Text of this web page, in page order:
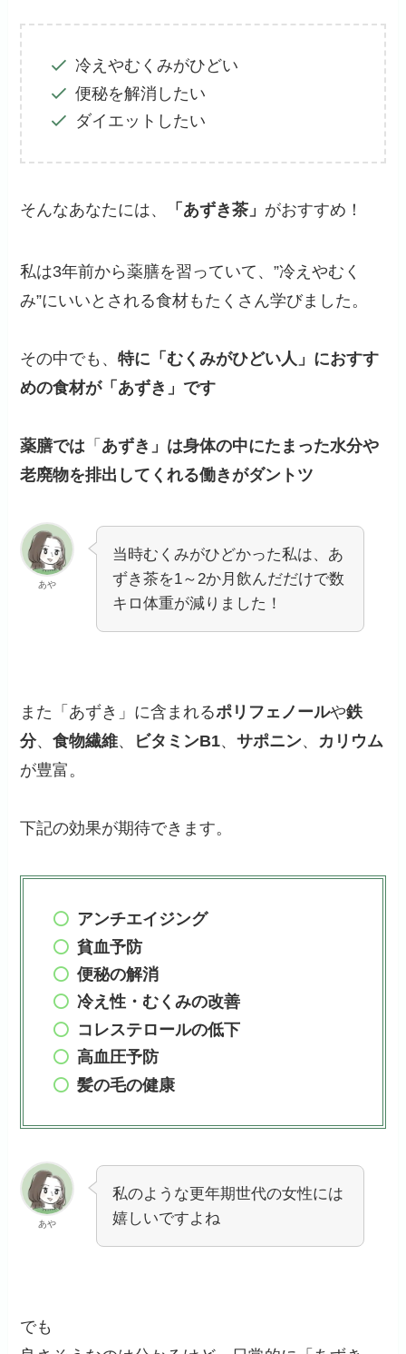
冷えやむくみがひどい
便秘を解消したい
ダイエットしたい
そんなあなたには、 「あずき茶」 がおすすめ！
私は3年前から薬膳を習っていて、”冷えやむく
み”にいいとされる食材もたくさん学びました。
その中でも、特に「むくみがひどい人」におすす
めの食材が「あずき」です
薬膳では 「 あずき」は身体の中にたまった水分や
老廃物を排出してくれる働きがダントツ
あや
当時むくみがひどかった私は、あ
ずき茶を1～2か月飲んだだけで数
キロ体重が減りました！
また「あずき」に含まれるポリフェノールや鉄
分、食物繊維、 ビタミンB1、サポニン、 カリウム
が豊富。
下記の効果が期待できます。
アンチエイジング
貧血予防
便秘の解消
冷え性・むくみの改善
コレステロールの低下
高血圧予防
髪の毛の健康
あや
私のような更年期世代の女性には
嬉しいですよね
でも